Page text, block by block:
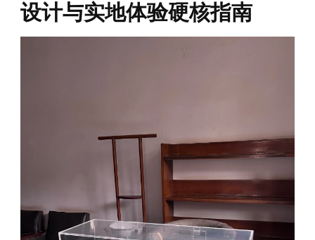
设计与实地体验硬核指南